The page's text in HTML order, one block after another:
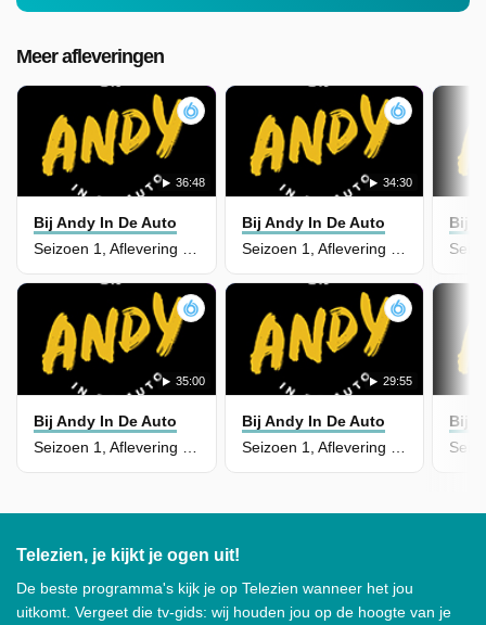
Meer afleveringen
36:48
Bij Andy In De Auto
Seizoen 1, Aflevering 61 - Cor Pot
34:30
Bij Andy In De Auto
Seizoen 1, Aflevering 59 - Jens Raven
35:00
Bij Andy In De Auto
29:55
Bij Andy In De Auto
Bij
Bij
Telezien, je kijkt je ogen uit!
De beste programma's kijk je op Telezien wanneer het jou
uitkomt. Vergeet die tv-gids: wij houden jou op de hoogte van je